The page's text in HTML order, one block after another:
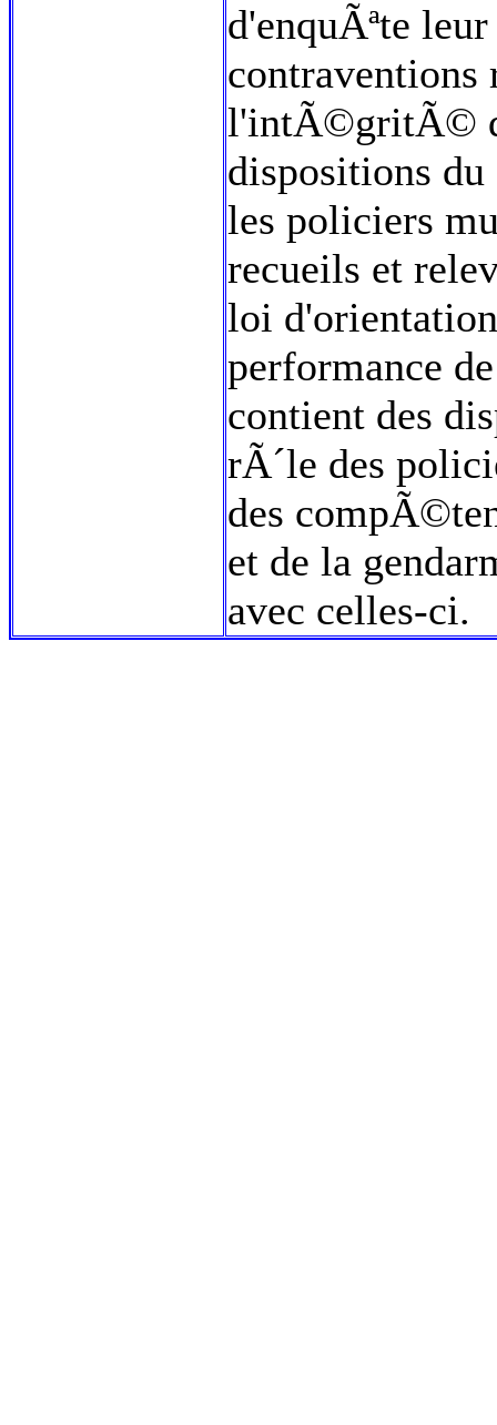
d'enquÃªte
l'intÃ©gritÃ©
dispositions
les policiers
recueils et
loi
performance
contient des
rÃ´le des
des
et de la
avec celles-ci.